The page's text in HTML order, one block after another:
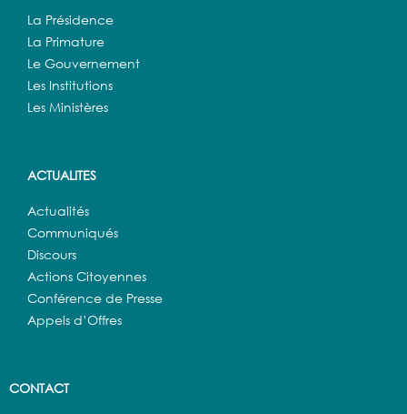
La Présidence
La Primature
Le Gouvernement
Les Institutions
Les Ministères
ACTUALITES
Actualités
Communiqués
Discours
Actions Citoyennes
Conférence de Presse
Appels d’Offres
CONTACT